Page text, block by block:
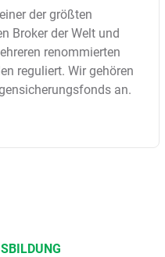
der größten
Broker der Welt und
renommierten
reguliert. Wir gehören
an.